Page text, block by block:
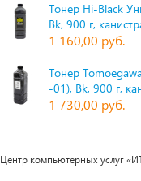
Тонер Hi-Black
Bk, 900 г,
1 160,00 руб.
Тонер
-01), Bk, 900 г,
1 730,00 руб.
Центр компьютерных услуг